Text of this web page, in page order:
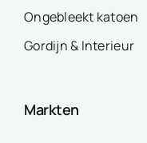
Ongebleekt katoen
Gordijn & Interieur
Markten